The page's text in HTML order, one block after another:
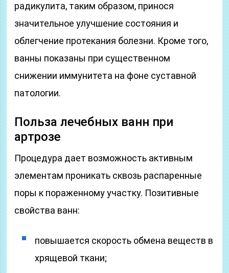
радикулита, таким образом, принося
значительное улучшение состояния и
облегчение протекания болезни. Кроме того,
ванны показаны при существенном
снижении иммунитета на фоне суставной
патологии.
Польза лечебных ванн при
артрозе
Процедура дает возможность активным
элементам проникать сквозь распаренные
поры к пораженному участку. Позитивные
свойства ванн:
повышается скорость обмена веществ в
хрящевой ткани;